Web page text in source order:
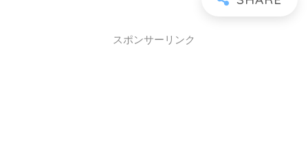
スポンサーリンク